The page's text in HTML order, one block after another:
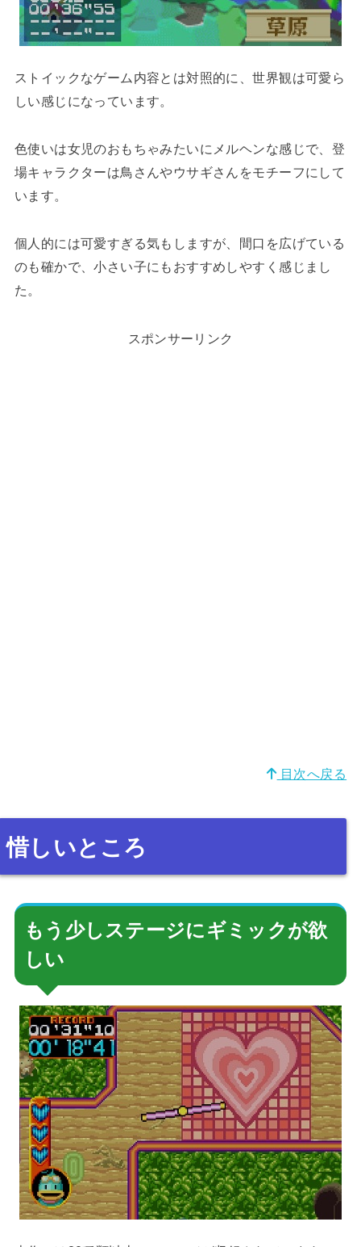
ストイックなゲーム内容とは対照的に、世界観は可愛ら
しい感じになっています。
色使いは女児のおもちゃみたいにメルヘンな感じで、登
場キャラクターは鳥さんやウサギさんをモチーフにして
います。
個人的には可愛すぎる気もしますが、間口を広げている
のも確かで、小さい子にもおすすめしやすく感じまし
た。
スポンサーリンク
目次へ戻る
惜しいところ
もう少しステージにギミックが欲
しい